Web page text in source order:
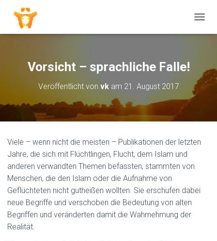
A
T
C
E
Vorsicht – sprachliche Falle!
Veröffentlicht von vkam 21. August 2017
Viele – wenn nicht die meisten – Publikationen der letzten
Jahre, die sich mit Flüchtlingen, Flucht, dem Islam und
anderen verwandten Themen befassten, stammten von
Menschen, die den Islam oder die Aufnahme von
Geflüchteten nicht gutheißen wollten. Sie erschufen dabei
neue Begriffe und verschoben die Bedeutung von alten
Begriffen und veränderten damit die Wahrnehmung der
Realität.